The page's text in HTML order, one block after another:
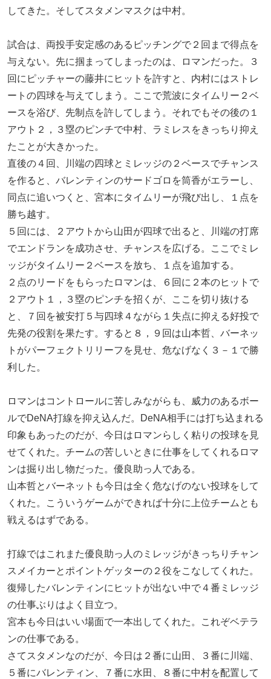
してきた。そしてスタメンマスクは中村。
試合は、両投手安定感のあるピッチングで２回まで得点を
与えない。先に掴まってしまったのは、ロマンだった。３
回にピッチャーの藤井にヒットを許すと、内村にはストレ
ートの四球を与えてしまう。ここで荒波にタイムリー２ベ
ースを浴び、先制点を許してしまう。それでもその後の１
アウト２，３塁のピンチで中村、ラミレスをきっちり抑え
たことが大きかった。
直後の４回、川端の四球とミレッジの２ベースでチャンス
を作ると、バレンティンのサードゴロを筒香がエラーし、
同点に追いつくと、宮本にタイムリーが飛び出し、１点を
勝ち越す。
５回には、２アウトから山田が四球で出ると、川端の打席
でエンドランを成功させ、チャンスを広げる。ここでミレ
ッジがタイムリー２ベースを放ち、１点を追加する。
２点のリードをもらったロマンは、６回に２本のヒットで
２アウト１，３塁のピンチを招くが、ここを切り抜ける
と、７回を被安打５与四球４ながら１失点に抑える好投で
先発の役割を果たす。すると８，９回は山本哲、バーネッ
トがパーフェクトリリーフを見せ、危なげなく３－１で勝
利した。
ロマンはコントロールに苦しみながらも、威力のあるボー
ルでDeNA打線を抑え込んだ。DeNA相手には打ち込まれる
印象もあったのだが、今日はロマンらしく粘りの投球を見
せてくれた。チームの苦しいときに仕事をしてくれるロマ
ンは掘り出し物だった。優良助っ人である。
山本哲とバーネットも今日は全く危なげのない投球をして
くれた。こういうゲームができれば十分に上位チームとも
戦えるはずである。
打線ではこれまた優良助っ人のミレッジがきっちりチャン
スメイカーとポイントゲッターの２役をこなしてくれた。
復帰したバレンティンにヒットが出ない中で４番ミレッジ
の仕事ぶりはよく目立つ。
宮本も今日はいい場面で一本出してくれた。これぞベテラ
ンの仕事である。
さてスタメンなのだが、今日は２番に山田、３番に川端、
５番にバレンティン、７番に水田、８番に中村を配置して